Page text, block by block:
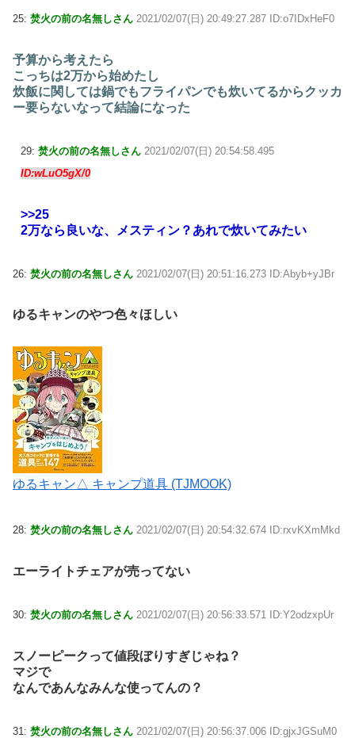
25: 焚火の前の名無しさん 2021/02/07(日) 20:49:27.287 ID:o7IDxHeF0
予算から考えたら
こっちは2万から始めたし
炊飯に関しては鍋でもフライパンでも炊いてるからクッカ
ー要らないなって結論になった
29: 焚火の前の名無しさん 2021/02/07(日) 20:54:58.495
ID:wLuO5gX/0
>>25
2万なら良いな、メスティン？あれで炊いてみたい
26: 焚火の前の名無しさん 2021/02/07(日) 20:51:16.273 ID:Abyb+yJBr
ゆるキャンのやつ色々ほしい
ゆるキャン△ キャンプ道具 (TJMOOK)
28: 焚火の前の名無しさん 2021/02/07(日) 20:54:32.674 ID:rxvKXmMkd
エーライトチェアが売ってない
30: 焚火の前の名無しさん 2021/02/07(日) 20:56:33.571 ID:Y2odzxpUr
スノーピークって値段ぼりすぎじゃね？
マジで
なんであんなみんな使ってんの？
31: 焚火の前の名無しさん 2021/02/07(日) 20:56:37.006 ID:gjxJGSuM0